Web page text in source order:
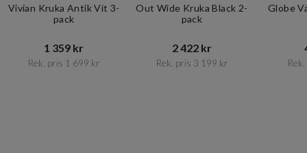
Vivian Kruka Antik Vit 3-
pack
1 359 kr​​
Rek. pris 1 699 kr​​
Out Wide Kruka Black 2-
pack
2 422 kr​​
Rek. pris 3 199 kr​​
Globe